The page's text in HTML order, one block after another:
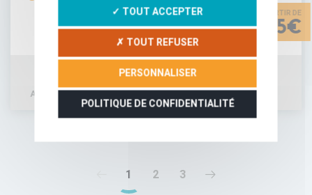
785€
AJOUTER À MA SÉLECTION DÉTAIL DU SÉJOUR
1 2 3
✓ TOUT ACCEPTER
✗ TOUT REFUSER
PERSONNALISER
POLITIQUE DE CONFIDENTIALITÉ